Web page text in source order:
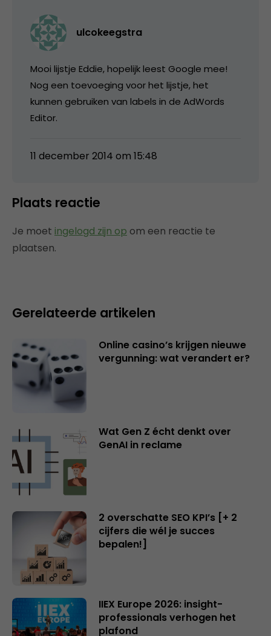
ulcokeegstra
Mooi lijstje Eddie, hopelijk leest Google mee!
Nog een toevoeging voor het lijstje, het
kunnen gebruiken van labels in de AdWords
Editor.
11 december 2014 om 15:48
Plaats reactie
Je moet ingelogd zijn op om een reactie te
plaatsen.
Gerelateerde artikelen
Online casino’s krijgen nieuwe
vergunning: wat verandert er?
Wat Gen Z écht denkt over
GenAI in reclame
2 overschatte SEO KPI’s [+ 2
cijfers die wél je succes
bepalen!]
IIEX Europe 2026: insight-
professionals verhogen het
plafond